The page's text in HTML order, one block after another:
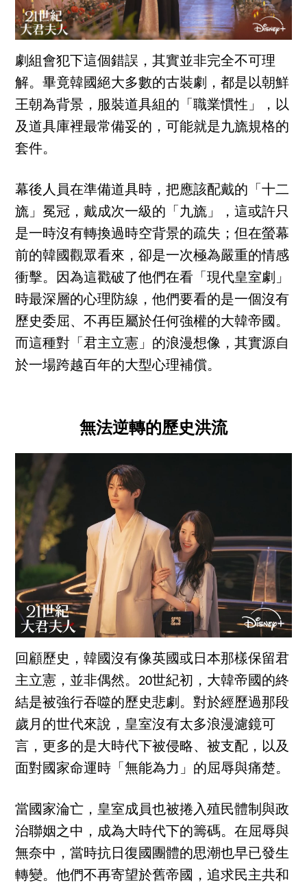
劇組會犯下這個錯誤，其實並非完全不可理
解。畢竟韓國絕大多數的古裝劇，都是以朝鮮
王朝為背景，服裝道具組的「職業慣性」，以
及道具庫裡最常備妥的，可能就是九旒規格的
套件。
幕後人員在準備道具時，把應該配戴的「十二
旒」冕冠，戴成次一級的「九旒」，這或許只
是一時沒有轉換過時空背景的疏失；但在螢幕
前的韓國觀眾看來，卻是一次極為嚴重的情感
衝擊。因為這戳破了他們在看「現代皇室劇」
時最深層的心理防線，他們要看的是一個沒有
歷史委屈、不再臣屬於任何強權的大韓帝國。
而這種對「君主立憲」的浪漫想像，其實源自
於一場跨越百年的大型心理補償。
無法逆轉的歷史洪流
回顧歷史，韓國沒有像英國或日本那樣保留君
主立憲，並非偶然。20世紀初，大韓帝國的終
結是被強行吞噬的歷史悲劇。對於經歷過那段
歲月的世代來說，皇室沒有太多浪漫濾鏡可
言，更多的是大時代下被侵略、被支配，以及
面對國家命運時「無能為力」的屈辱與痛楚。
當國家淪亡，皇室成員也被捲入殖民體制與政
治聯姻之中，成為大時代下的籌碼。在屈辱與
無奈中，當時抗日復國團體的思潮也早已發生
轉變。他們不再寄望於舊帝國，追求民主共和